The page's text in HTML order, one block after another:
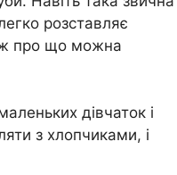
розставляє
про що можна
дівчаток і
з хлопчиками, і